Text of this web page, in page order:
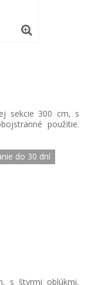
sekcie 300 cm, s
použitie.
do 30 dní
s štyrmi oblúkmi,